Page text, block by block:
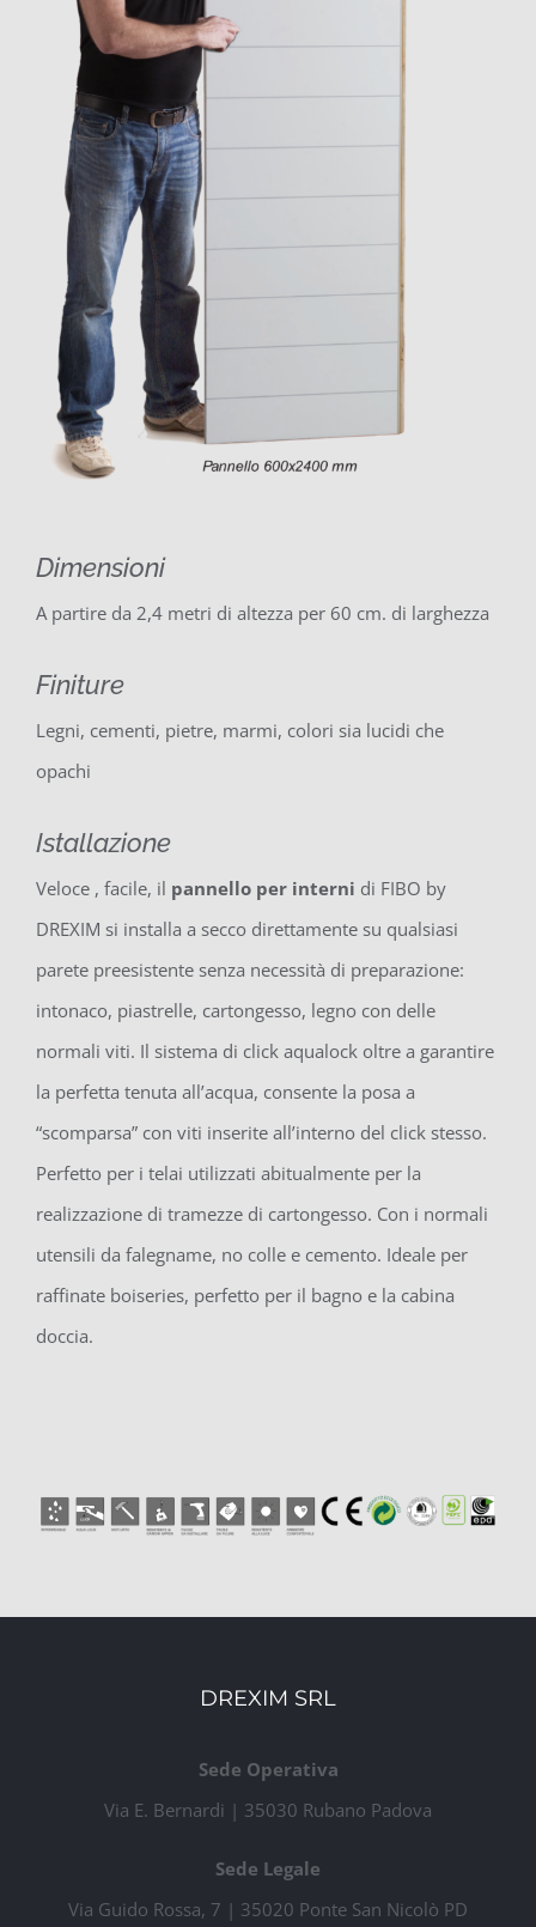
Dimensioni
A partire da 2,4 metri di altezza per 60 cm. di larghezza
Finiture
Legni, cementi, pietre, marmi, colori sia lucidi che
opachi
Istallazione
Veloce , facile, il pannello per interni di FIBO by
DREXIM si installa a secco direttamente su qualsiasi
parete preesistente senza necessità di preparazione:
intonaco, piastrelle, cartongesso, legno con delle
normali viti. Il sistema di click aqualock oltre a garantire
la perfetta tenuta all’acqua, consente la posa a
“scomparsa” con viti inserite all’interno del click stesso.
Perfetto per i telai utilizzati abitualmente per la
realizzazione di tramezze di cartongesso. Con i normali
utensili da falegname, no colle e cemento. Ideale per
raffinate boiseries, perfetto per il bagno e la cabina
doccia.
DREXIM SRL
Sede Operativa
Via E. Bernardi | 35030 Rubano Padova
Sede Legale
Via Guido Rossa, 7 | 35020 Ponte San Nicolò PD